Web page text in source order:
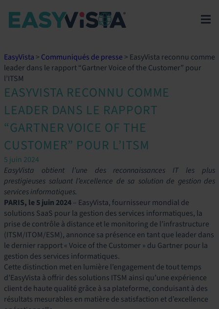
EasyVista > Communiqués de presse > EasyVista reconnu comme
leader dans le rapport “Gartner Voice of the Customer” pour
l’ITSM
EASYVISTA RECONNU COMME
LEADER DANS LE RAPPORT
“GARTNER VOICE OF THE
CUSTOMER” POUR L’ITSM
5 juin 2024
EasyVista obtient l’une des reconnaissances IT les plus
prestigieuses saluant l’excellence de sa solution de gestion des
services informatiques.
PARIS, le 5 juin 2024– EasyVista, fournisseur mondial de
solutions SaaS pour la gestion des services informatiques, la
prise de contrôle à distance et le monitoring de l’infrastructure
(ITSM/ITOM/ESM), annonce sa présence en tant que leader dans
le dernier rapport « Voice of the Customer » du Gartner pour la
gestion des services informatiques.
Cette distinction met en lumière l’engagement de tout temps
d’EasyVista à offrir des solutions ITSM ainsi qu’une expérience
client de haute qualité grâce à sa plateforme, conduisant à des
résultats mesurables en matière de satisfaction et d’excellence